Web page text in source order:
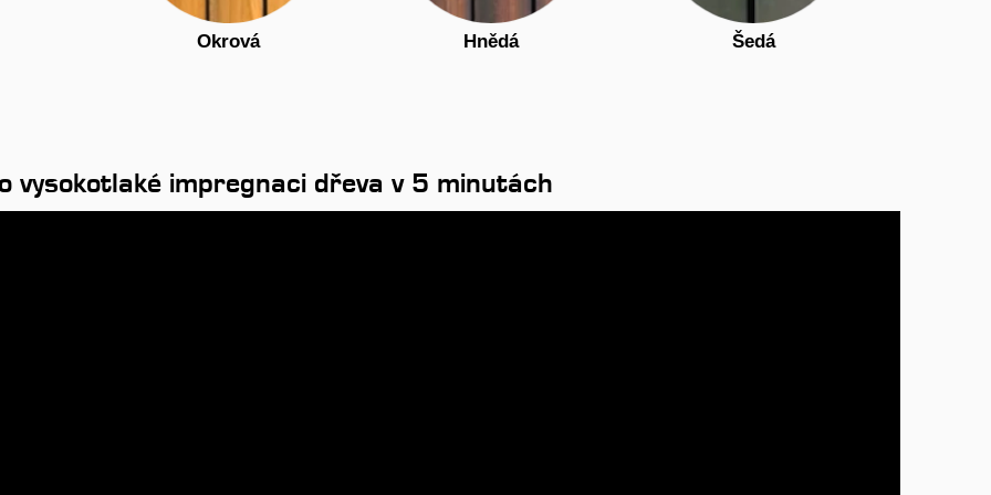
Okrová Hnědá Šedá
vysokotlaké impregnaci dřeva v 5 minutách